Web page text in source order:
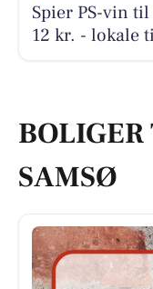
Spier PS-vin
12 kr. - lokale
SAMSØ